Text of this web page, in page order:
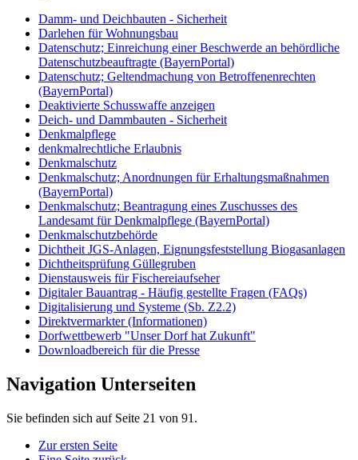
Damm- und Deichbauten - Sicherheit
Darlehen für Wohnungsbau
Datenschutz; Einreichung einer Beschwerde an behördliche
Datenschutzbeauftragte (BayernPortal)
Datenschutz; Geltendmachung von Betroffenenrechten
(BayernPortal)
Deaktivierte Schusswaffe anzeigen
Deich- und Dammbauten - Sicherheit
Denkmalpflege
denkmalrechtliche Erlaubnis
Denkmalschutz
Denkmalschutz; Anordnungen für Erhaltungsmaßnahmen
(BayernPortal)
Denkmalschutz; Beantragung eines Zuschusses des
Landesamt für Denkmalpflege (BayernPortal)
Denkmalschutzbehörde
Dichtheit JGS-Anlagen, Eignungsfeststellung Biogasanlagen
Dichtheitsprüfung Güllegruben
Dienstausweis für Fischereiaufseher
Digitaler Bauantrag - Häufig gestellte Fragen (FAQs)
Digitalisierung und Systeme (Sb. Z2.2)
Direktvermarkter (Informationen)
Dorfwettbewerb "Unser Dorf hat Zukunft"
Downloadbereich für die Presse
Navigation Unterseiten
Sie befinden sich auf Seite 21 von 91.
Zur ersten Seite